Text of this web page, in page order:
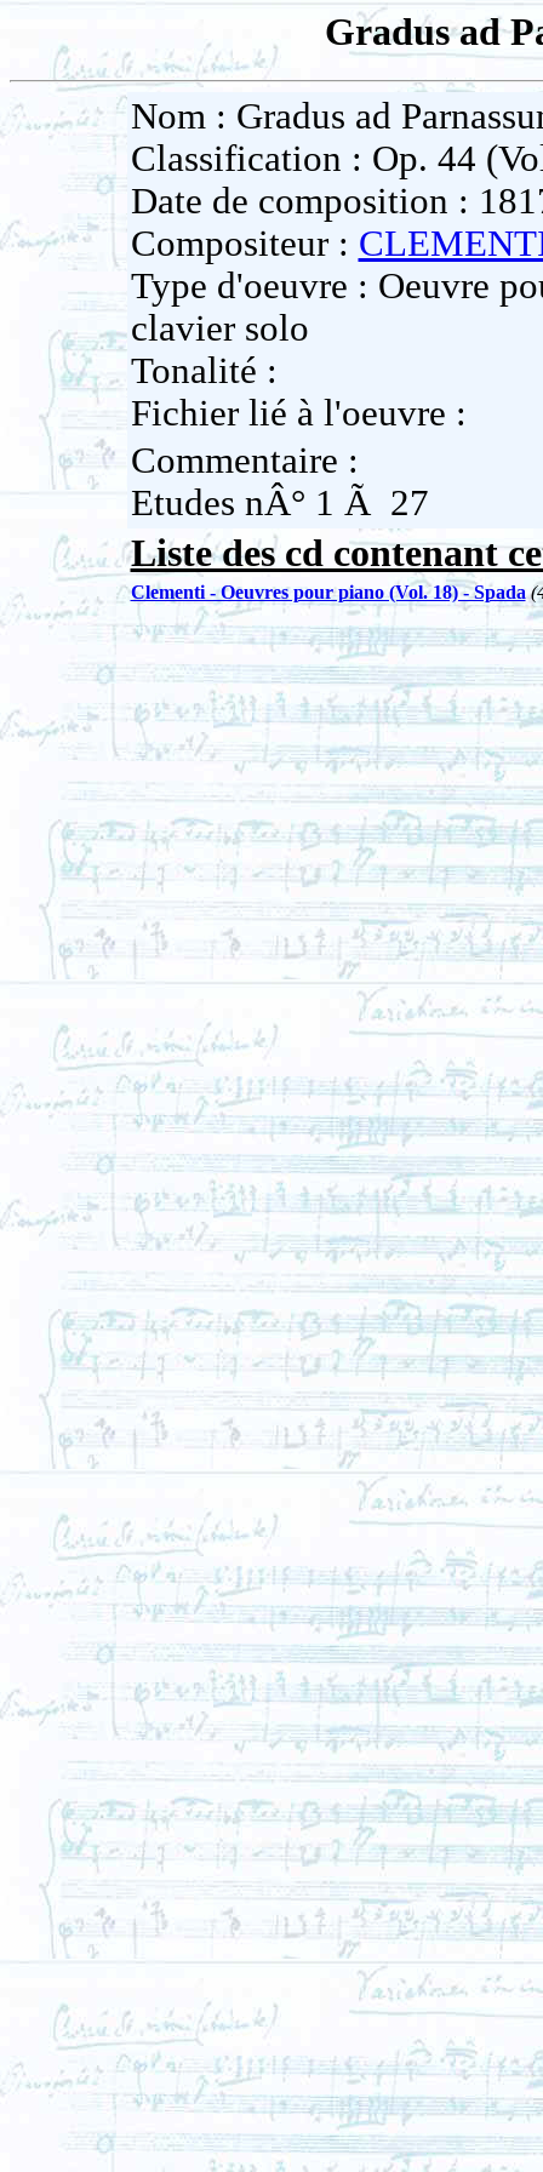
Gradus ad
Nom : Gradus ad
Classification : Op. 44
Date de composition :
Compositeur :
Type d'oeuvre : Oeuvre
clavier solo
Tonalité :
Fichier lié à l'oeuvre :
Commentaire :
Etudes nÂ° 1 Ã 27
Liste des cd contenant
Clementi - Oeuvres pour piano (Vol. 18) - Spada